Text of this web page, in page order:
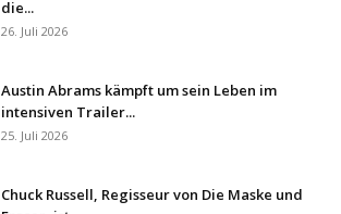
die...
26. Juli 2026
Austin Abrams kämpft um sein Leben im
intensiven Trailer...
25. Juli 2026
Chuck Russell, Regisseur von Die Maske und